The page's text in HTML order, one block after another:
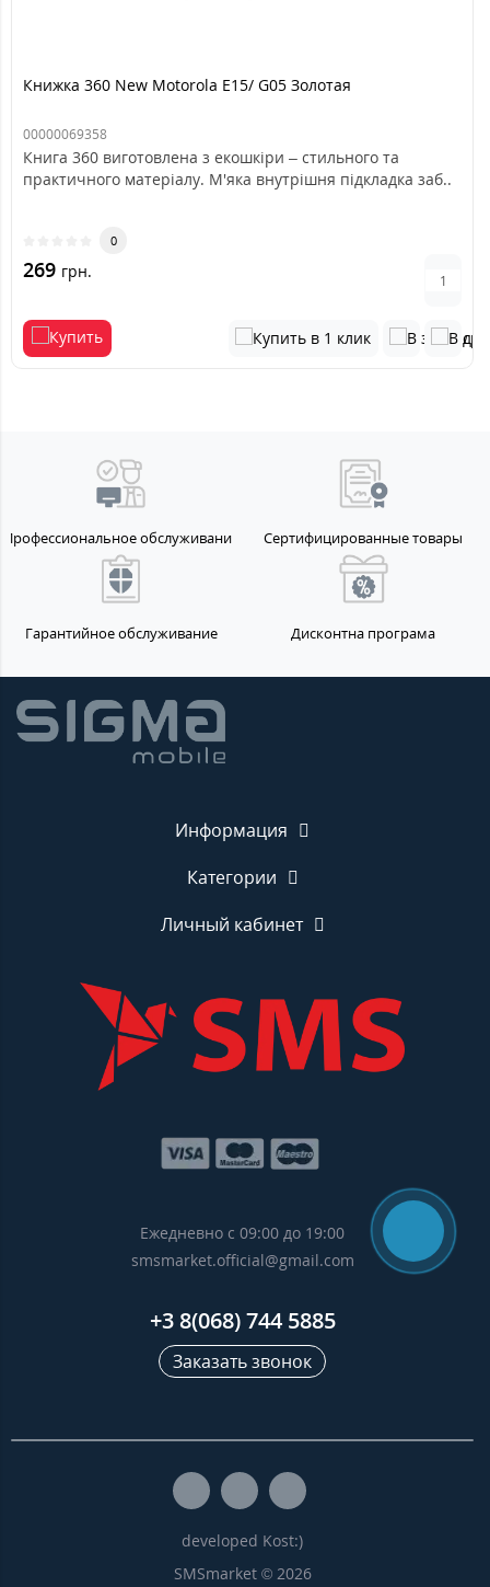
Книжка 360 New Motorola E15/ G05 Золотая
00000069358
Книга 360 виготовлена з екошкіри – стильного та
практичного матеріалу. М'яка внутрішня підкладка заб..
0
269 грн.
Профессиональное обслуживание Сертифицированные товары
Гарантийное обслуживание Дисконтна програма
Информация
Категории
Личный кабинет
Ежедневно с 09:00 до 19:00
smsmarket.official@gmail.com
+3 8(068) 744 5885
Заказать звонок
SMSmarket © 2026
developed Kost:)